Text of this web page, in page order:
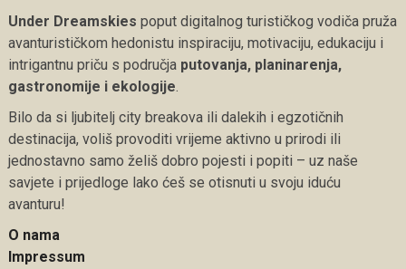
Under Dreamskies poput digitalnog turističkog vodiča pruža
avanturističkom hedonistu inspiraciju, motivaciju, edukaciju i
intrigantnu priču s područja putovanja, planinarenja,
gastronomije i ekologije.
Bilo da si ljubitelj city breakova ili dalekih i egzotičnih
destinacija, voliš provoditi vrijeme aktivno u prirodi ili
jednostavno samo želiš dobro pojesti i popiti – uz naše
savjete i prijedloge lako ćeš se otisnuti u svoju iduću
avanturu!
O nama
Impressum